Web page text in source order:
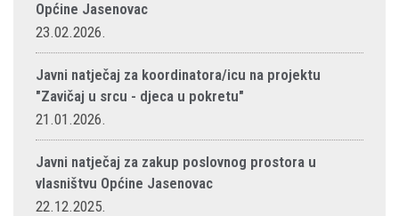
Općine Jasenovac
23.02.2026.
Javni natječaj za koordinatora/icu na projektu
"Zavičaj u srcu - djeca u pokretu"
21.01.2026.
Javni natječaj za zakup poslovnog prostora u
vlasništvu Općine Jasenovac
22.12.2025.